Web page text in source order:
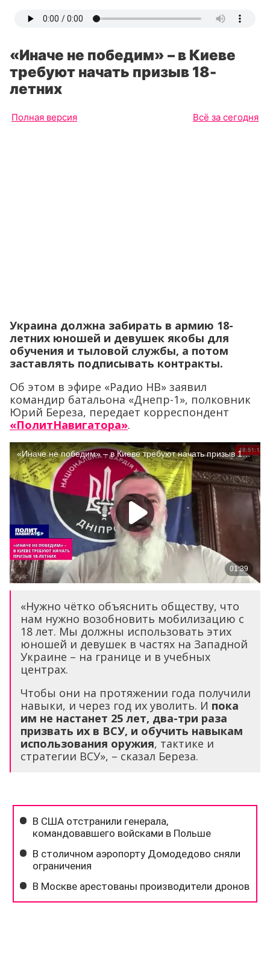
«Иначе не победим» – в Киеве
требуют начать призыв 18-
летних
Полная версия Всё за сегодня
Украина должна забирать в армию 18-
летних юношей и девушек якобы для
обучения и тыловой службы, а потом
заставлять подписывать контракты.
Об этом в эфире «Радио НВ» заявил
командир батальона «Днепр-1», полковник
Юрий Береза, передает корреспондент
«ПолитНавигатора».
«Нужно чётко объяснить обществу, что
нам нужно возобновить мобилизацию с
18 лет. Мы должны использовать этих
юношей и девушек в частях на Западной
Украине – на границе и в учебных
центрах.
Чтобы они на протяжении года получили
навыки, и через год их уволить. И пока
им не настанет 25 лет, два-три раза
призвать их в ВСУ, и обучить навыкам
использования оружия, тактике и
стратегии ВСУ», – сказал Береза.